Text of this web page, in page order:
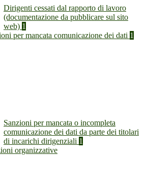
Dirigenti cessati dal rapporto di lavoro
(documentazione da pubblicare sul sito
web) 1
per mancata comunicazione dei dati 1
Sanzioni per mancata o incompleta
comunicazione dei dati da parte dei titolari
di incarichi dirigenziali 1
organizzative